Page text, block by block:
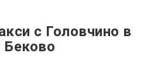
с Головчино в
Беково